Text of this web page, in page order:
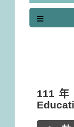
111